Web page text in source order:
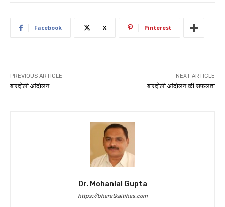
Facebook X Pinterest
PREVIOUS ARTICLE
बारदोली आंदोलन
NEXT ARTICLE
बारदोली आंदोलन की सफलता
Dr. Mohanlal Gupta
https://bharatkaitihas.com